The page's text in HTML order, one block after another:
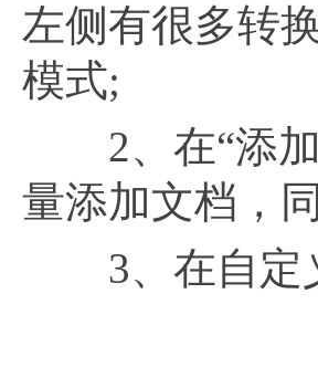
左侧有很多转
模式;
2、在“添加
量添加文档，
3、在自定义